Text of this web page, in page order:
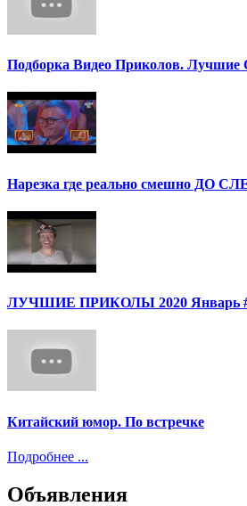
Подборка Видео Приколов.
Нарезка где реально смешно ДО
ЛУЧШИЕ ПРИКОЛЫ 2020 Январь
Китайский юмор. По встречке
Подробнее ...
Объявления